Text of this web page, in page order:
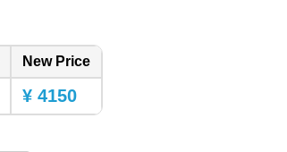
New Price
¥ 4150